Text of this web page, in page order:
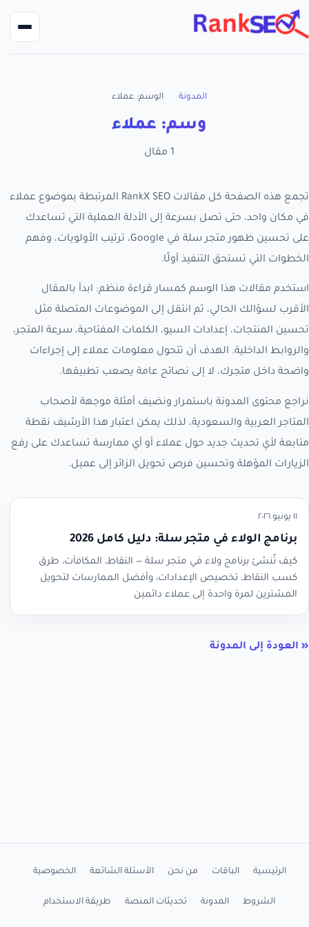
المدونة الوسم: عملاء
وسم: عملاء
1 مقال
تجمع هذه الصفحة كل مقالات RankX SEO المرتبطة بموضوع عملاء
في مكان واحد، حتى تصل بسرعة إلى الأدلة العملية التي تساعدك
على تحسين ظهور متجر سلة في Google، ترتيب الأولويات، وفهم
الخطوات التي تستحق التنفيذ أولًا.
استخدم مقالات هذا الوسم كمسار قراءة منظم: ابدأ بالمقال
الأقرب لسؤالك الحالي، ثم انتقل إلى الموضوعات المتصلة مثل
تحسين المنتجات، إعدادات السيو، الكلمات المفتاحية، سرعة المتجر،
والروابط الداخلية. الهدف أن تتحول معلومات عملاء إلى إجراءات
واضحة داخل متجرك، لا إلى نصائح عامة يصعب تطبيقها.
نراجع محتوى المدونة باستمرار ونضيف أمثلة موجهة لأصحاب
المتاجر العربية والسعودية، لذلك يمكن اعتبار هذا الأرشيف نقطة
متابعة لأي تحديث جديد حول عملاء أو أي ممارسة تساعدك على رفع
الزيارات المؤهلة وتحسين فرص تحويل الزائر إلى عميل.
١١ يونيو ٢٠٢٦
برنامج الولاء في متجر سلة: دليل كامل 2026
كيف تُنشئ برنامج ولاء في متجر سلة — النقاط، المكافآت، طرق
كسب النقاط، تخصيص الإعدادات، وأفضل الممارسات لتحويل
المشترين لمرة واحدة إلى عملاء دائمين
« العودة إلى المدونة
الرئيسية الباقات من نحن الأسئلة الشائعة الخصوصية
الشروط المدونة تحديثات المنصة طريقة الاستخدام